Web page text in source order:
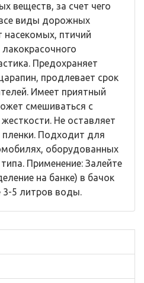
веществ, за счет чего
виды дорожных
насекомых, птичий
Предохраняет
продлевает срок
Имеет приятный
смешиваться с
Не оставляет
Подходит для
оборудованных
Применение: Залейте
на банке) в бачок
5 литров воды.